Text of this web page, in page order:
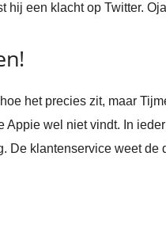
een klacht op Twitter.
het precies zit, maar
wel niet vindt. In
De klantenservice weet de